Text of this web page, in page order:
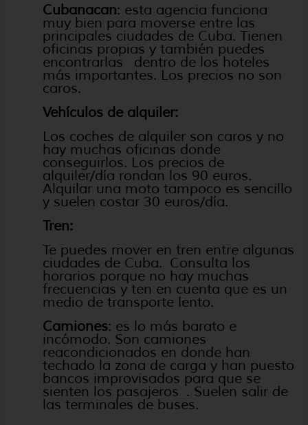
Cubanacan: esta agencia funciona
muy bien para moverse entre las
principales ciudades de Cuba. Tienen
oficinas propias y también puedes
encontrarlas dentro de los hoteles
más importantes. Los precios no son
caros.
Vehículos de alquiler:
Los coches de alquiler son caros y no
hay muchas oficinas donde
conseguirlos. Los precios de
alquiler/día rondan los 90 euros.
Alquilar una moto tampoco es sencillo
y suelen costar 30 euros/día.
Tren:
Te puedes mover en tren entre algunas
ciudades de Cuba. Consulta los
horarios porque no hay muchas
frecuencias y ten en cuenta que es un
medio de transporte lento.
Camiones: es lo más barato e
incómodo. Son camiones
reacondicionados en donde han
techado la zona de carga y han puesto
bancos improvisados para que se
sienten los pasajeros . Suelen salir de
las terminales de buses.